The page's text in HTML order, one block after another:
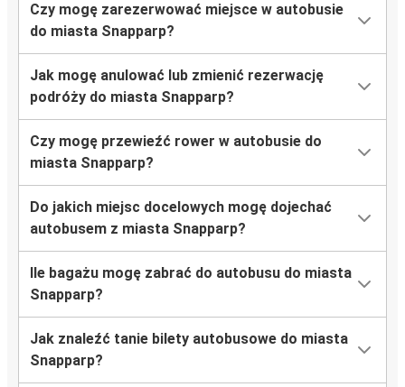
Czy mogę zarezerwować miejsce w autobusie
do miasta Snapparp?
Jak mogę anulować lub zmienić rezerwację
podróży do miasta Snapparp?
Czy mogę przewieźć rower w autobusie do
miasta Snapparp?
Do jakich miejsc docelowych mogę dojechać
autobusem z miasta Snapparp?
Ile bagażu mogę zabrać do autobusu do miasta
Snapparp?
Jak znaleźć tanie bilety autobusowe do miasta
Snapparp?